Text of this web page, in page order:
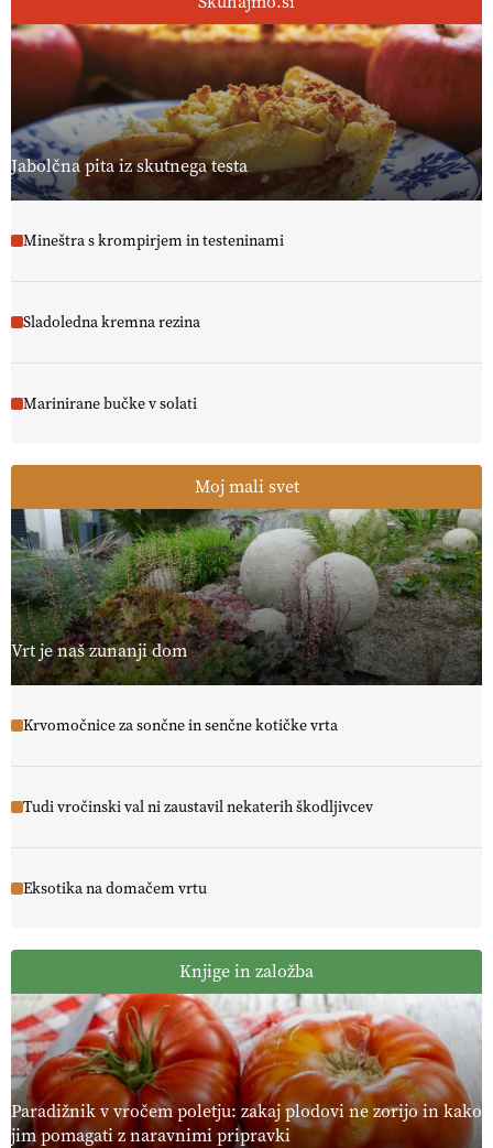
Jabolčna pita iz skutnega testa
Mineštra s krompirjem in testeninami
Sladoledna kremna rezina
Marinirane bučke v solati
Moj mali svet
Vrt je naš zunanji dom
Krvomočnice za sončne in senčne kotičke vrta
Tudi vročinski val ni zaustavil nekaterih škodljivcev
Eksotika na domačem vrtu
Knjige in založba
Paradižnik v vročem poletju: zakaj plodovi ne zorijo in kako
jim pomagati z naravnimi pripravki